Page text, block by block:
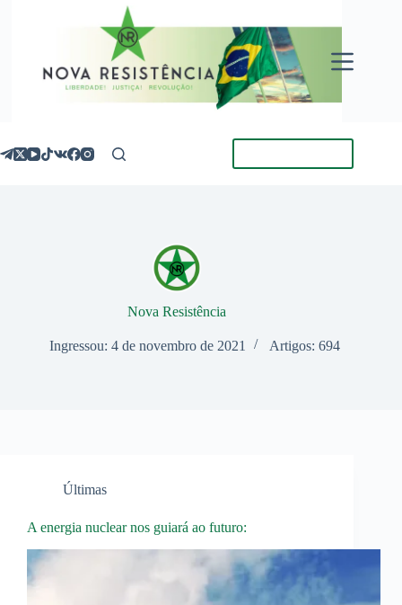
Nova Resistência
Ingressou: 4 de novembro de 2021 Artigos: 694
Últimas
A energia nuclear nos guiará ao futuro: